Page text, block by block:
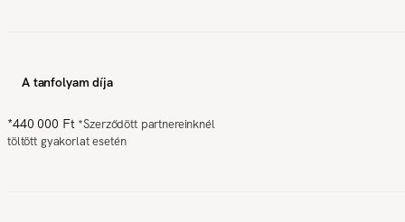
A tanfolyam díja
*440 000 Ft *Szerződött partnereinknél
töltött gyakorlat esetén